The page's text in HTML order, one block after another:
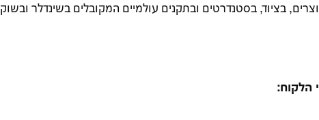
בציוד, בסטנדרטים ובתקנים עולמיים המקובלים בשינדלר ובשוק
הלקוח: